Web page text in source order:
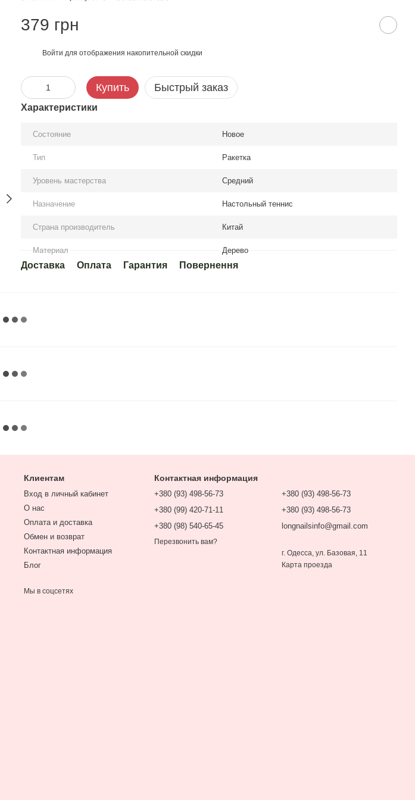
379 грн
Войти для отображения накопительной скидки
Купить Быстрый заказ
Характеристики
Состояние Новое
Тип Ракетка
Уровень мастерства Средний
Назначение Настольный теннис
Страна производитель Китай
Материал Дерево
Доставка Оплата Гарантия Повернення
Клиентам
Вход в личный кабинет
О нас
Оплата и доставка
Обмен и возврат
Контактная информация
Блог
Мы в соцсетях
Контактная информация
+380 (93) 498-56-73
+380 (99) 420-71-11
+380 (98) 540-65-45
Перезвонить вам?
+380 (93) 498-56-73
+380 (93) 498-56-73
longnailsinfo@gmail.com
г. Одесса, ул. Базовая, 11
Карта проезда